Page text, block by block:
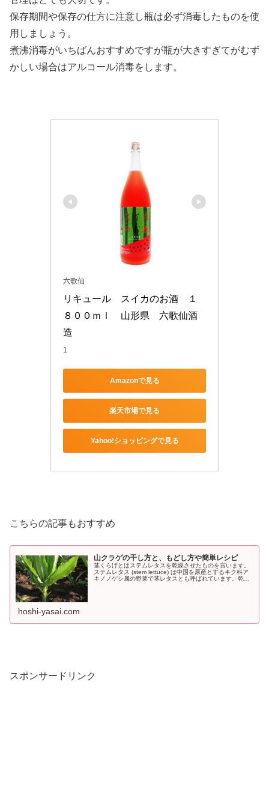
保存期間や保存の仕方に注意し瓶は必ず消毒したものを使
用しましょう。
煮沸消毒がいちばんおすすめですが瓶が大きすぎてがむず
かしい場合はアルコール消毒をします。
六歌仙
リキュール　スイカのお酒　１
８００ｍｌ　山形県　六歌仙酒
造
1
Amazonで見る
楽天市場で見る
Yahoo!ショッピングで見る
こちらの記事もおすすめ
山クラゲの干し方と、もどし方や簡単レシピ
茎くらげとはステムレタスを乾燥させたものを言います。
ステムレタス (stem lettuce) は中国を原産とするキク科ア
キノノゲシ属の野菜で茎レタスとも呼ばれています。乾燥
hoshi-yasai.com
スポンサードリンク